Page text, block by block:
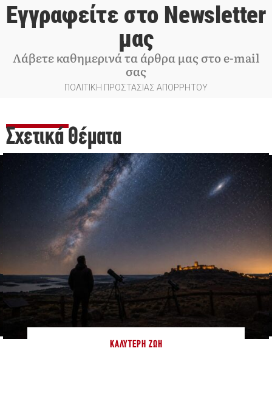
Εγγραφείτε στο Newsletter
μας
Λάβετε καθημερινά τα άρθρα μας στο e-mail
σας
ΠΟΛΙΤΙΚΗ ΠΡΟΣΤΑΣΙΑΣ ΑΠΟΡΡΗΤΟΥ
Σχετικά Θέματα
ΚΑΛΎΤΕΡΗ ΖΩΉ